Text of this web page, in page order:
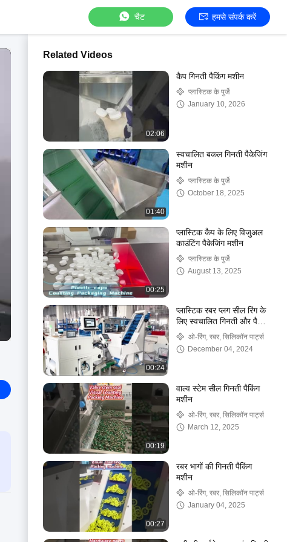
चैट हमसे संपर्क करें
Related Videos
02:06
कैप गिनती पैकिंग मशीन
प्लास्टिक के पुर्जे
January 10, 2026
01:40
स्वचालित बकल गिनती पैकेजिंग
मशीन
प्लास्टिक के पुर्जे
October 18, 2025
00:25
प्लास्टिक कैप के लिए विजुअल
काउंटिंग पैकेजिंग मशीन
प्लास्टिक के पुर्जे
August 13, 2025
00:24
प्लास्टिक रबर प्लग सील रिंग के
लिए स्वचालित गिनती और पैकिंग
मशीनओ-रिंग, रबर, सिलिकॉन पार्ट्स
December 04, 2024
00:19
वाल्व स्टेम सील गिनती पैकिंग
मशीन
ओ-रिंग, रबर, सिलिकॉन पार्ट्स
March 12, 2025
00:27
रबर भागों की गिनती पैकिंग
मशीन
ओ-रिंग, रबर, सिलिकॉन पार्ट्स
January 04, 2025